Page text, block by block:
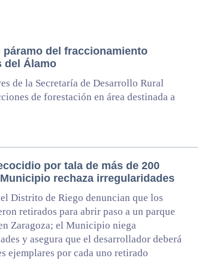
páramo del fraccionamiento
del Álamo
de la Secretaría de Desarrollo Rural
de forestación en área destinada a
por tala de más de 200
rechaza irregularidades
Distrito de Riego denuncian que los
retirados para abrir paso a un parque
Zaragoza; el Municipio niega
y asegura que el desarrollador deberá
ejemplares por cada uno retirado